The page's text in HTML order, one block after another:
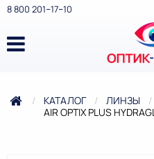
8 800 201‒17‒10
КАТАЛОГ ЛИНЗЫ
ТЕКУЩАЯ:
AIR OPTIX PLUS